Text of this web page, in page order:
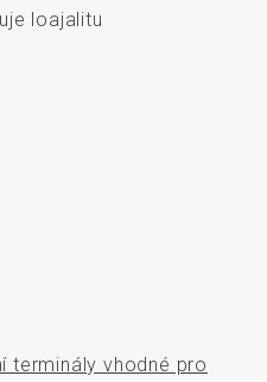
loajalitu
terminály vhodné pro